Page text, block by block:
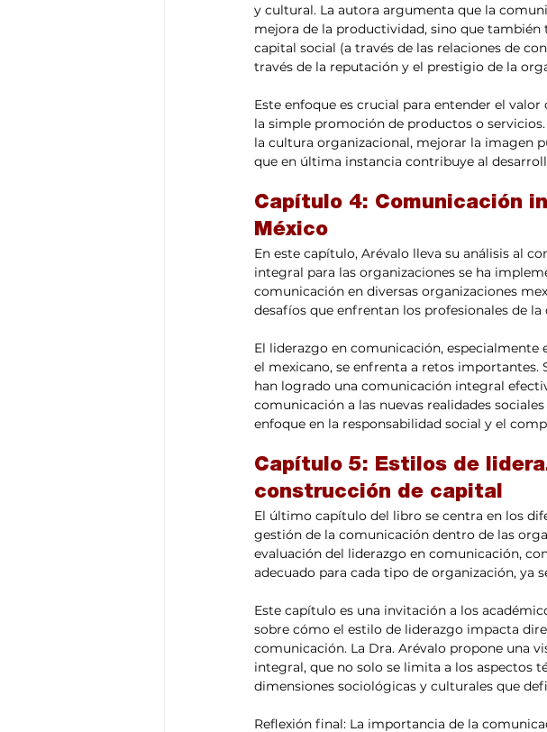
y cultural. La autora argumenta que la
mejora de la productividad, sino que
capital social (a través de las relaciones de
través de la reputación y el prestigio de la
Este enfoque es crucial para entender el
la simple promoción de productos o
la cultura organizacional, mejorar la imagen
que en última instancia contribuye al
Capítulo 4: Comunicación
México
En este capítulo, Arévalo lleva su análisis al
integral para las organizaciones se ha
comunicación en diversas organizaciones
desafíos que enfrentan los profesionales de
El liderazgo en comunicación,
el mexicano, se enfrenta a retos importantes.
han logrado una comunicación integral
comunicación a las nuevas realidades
enfoque en la responsabilidad social y el
Capítulo 5: Estilos de
construcción de capital
El último capítulo del libro se centra en los
gestión de la comunicación dentro de las
evaluación del liderazgo en comunicación,
adecuado para cada tipo de organización, ya
Este capítulo es una invitación a los
sobre cómo el estilo de liderazgo impacta
comunicación. La Dra. Arévalo propone una
integral, que no solo se limita a los aspectos
dimensiones sociológicas y culturales que
Reflexión final: La importancia de la